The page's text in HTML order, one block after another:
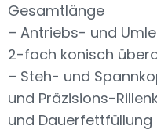
Gesamtlänge
– Antriebs- und
2-fach konisch
– Steh- und
und Präzisions-
und